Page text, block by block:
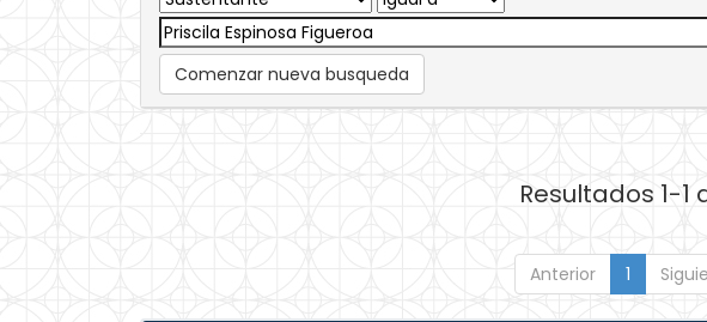
Comenzar nueva busqueda
Resultados 1-1
Anterior 1